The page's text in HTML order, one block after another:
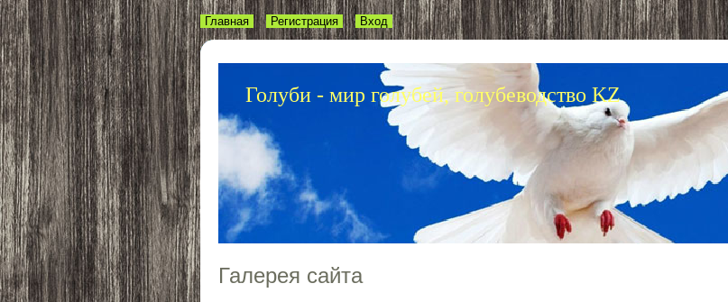
Голуби - мир голубей, голубеводство KZ
Главная Регистрация Вход
Галерея сайта